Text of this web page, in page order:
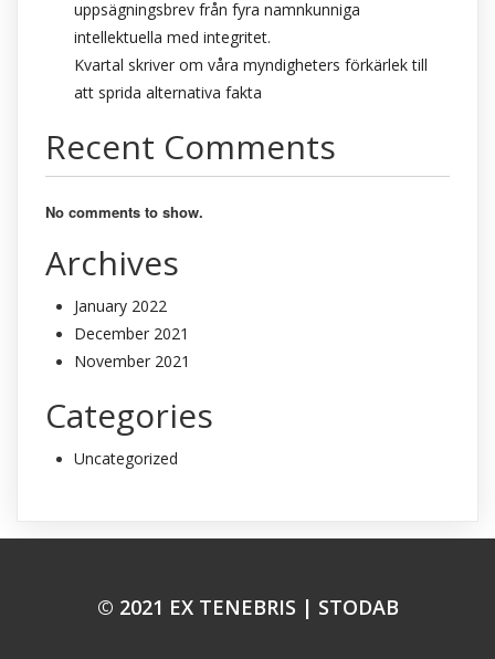
uppsägningsbrev från fyra namnkunniga
intellektuella med integritet.
Kvartal skriver om våra myndigheters förkärlek till
att sprida alternativa fakta
Recent Comments
No comments to show.
Archives
January 2022
December 2021
November 2021
Categories
Uncategorized
© 2021 EX TENEBRIS | STODAB